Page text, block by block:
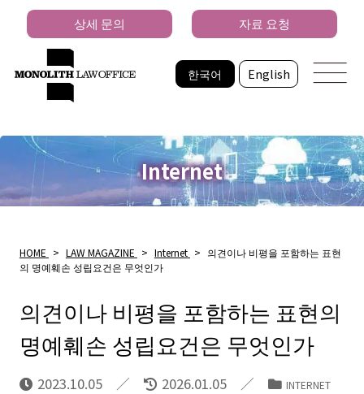
한국어 English
상세 문의 자료 요청
Internet
HOME > LAW MAGAZINE > Internet > 의견이나 비평을 포함하는 표현
의 명예훼손 성립요건은 무엇인가
의견이나 비평을 포함하는 표현의
명예훼손 성립요건은 무엇인가
2023.10.05 2026.01.05 INTERNET